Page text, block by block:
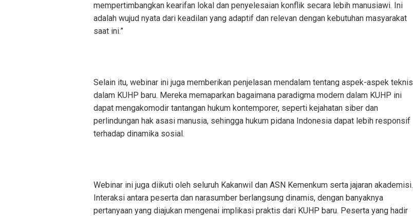
mempertimbangkan kearifan lokal dan penyelesaian konflik secara lebih manusiawi. Ini
adalah wujud nyata dari keadilan yang adaptif dan relevan dengan kebutuhan masyarakat
saat ini.”
Selain itu, webinar ini juga memberikan penjelasan mendalam tentang aspek-aspek teknis
dalam KUHP baru. Mereka memaparkan bagaimana paradigma modern dalam KUHP ini
dapat mengakomodir tantangan hukum kontemporer, seperti kejahatan siber dan
perlindungan hak asasi manusia, sehingga hukum pidana Indonesia dapat lebih responsif
terhadap dinamika sosial.
Webinar ini juga diikuti oleh seluruh Kakanwil dan ASN Kemenkum serta jajaran akademisi.
Interaksi antara peserta dan narasumber berlangsung dinamis, dengan banyaknya
pertanyaan yang diajukan mengenai implikasi praktis dari KUHP baru. Peserta yang hadir